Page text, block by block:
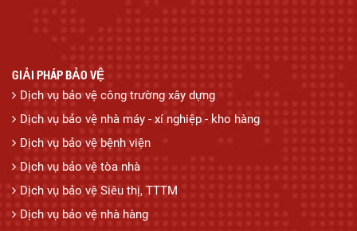
GIẢI PHÁP BẢO VỆ
Dịch vụ bảo vệ công trường xây dựng
Dịch vụ bảo vệ nhà máy - xí nghiệp - kho hàng
Dịch vụ bảo vệ bệnh viện
Dịch vụ bảo vệ tòa nhà
Dịch vụ bảo vệ Siêu thị, TTTM
Dịch vụ bảo vệ nhà hàng